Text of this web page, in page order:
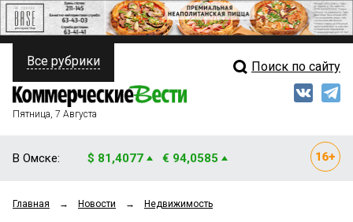
ПОЛИТИКА
ФИНАНСЫ
ОБЩЕСТВО
Свежий выпуск
Мнения
Все рубрики Поиск по сайту
Пятница, 7 Августа
В Омске: $ 81,4077 € 94,0585
Главная → Новости → Недвижимость